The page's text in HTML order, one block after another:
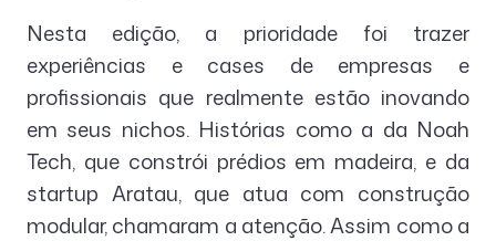
Nesta edição, a prioridade foi trazer
experiências e cases de empresas e
profissionais que realmente estão inovando
em seus nichos. Histórias como a da Noah
Tech, que constrói prédios em madeira, e da
startup Aratau, que atua com construção
modular, chamaram a atenção. Assim como a